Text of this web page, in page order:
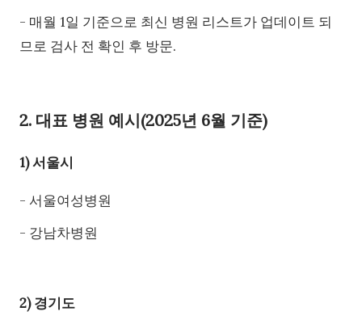
- 매월 1일 기준으로 최신 병원 리스트가 업데이트 되
므로 검사 전 확인 후 방문.
2. 대표 병원 예시(2025년 6월 기준)
1) 서울시
- 서울여성병원
- 강남차병원
2) 경기도